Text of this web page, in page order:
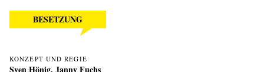
BESETZUNG
KONZEPT UND REGIE
Sven Hönig, Janny Fuchs